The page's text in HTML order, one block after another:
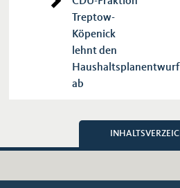
Treptow-
Köpenick
lehnt den
Haushaltsplanentwurf
ab